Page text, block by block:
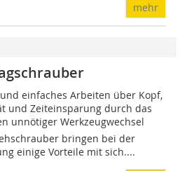
mehr
einfaches Arbeiten über Kopf,
und Zeiteinsparung durch das
unnötiger Werkzeugwechsel 
bringen bei der
einige Vorteile mit sich....